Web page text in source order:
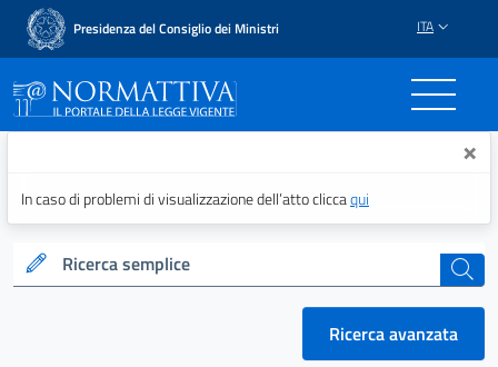
Presidenza del Consiglio dei Ministri ITA
Normattiva - Il portale ×
In caso di problemi di visualizzazione dell’atto cliccaqui
Ricerca semplice cerca
Ricerca avanzata